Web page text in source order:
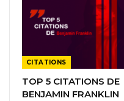
CITATIONS
TOP 5 CITATIONS DE
BENJAMIN FRANKLIN